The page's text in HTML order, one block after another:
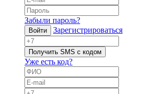
Забыли пароль?
Войти Зарегистрироваться
Получить SMS с кодом
Уже есть код?